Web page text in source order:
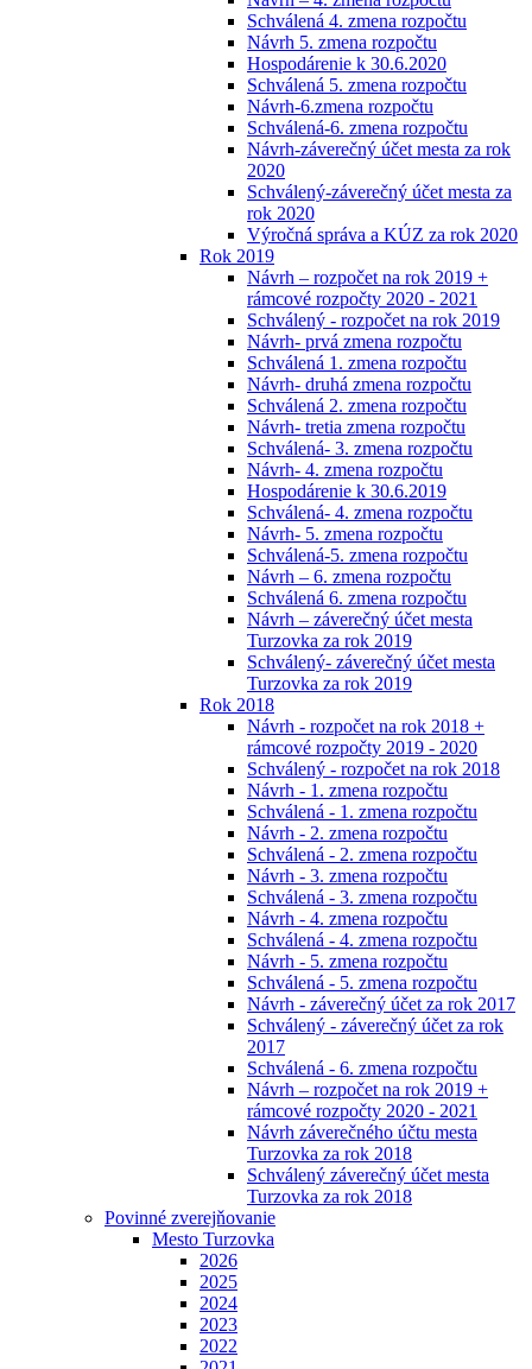
Schválená 4. zmena rozpočtu
Návrh 5. zmena rozpočtu
Hospodárenie k 30.6.2020
Schválená 5. zmena rozpočtu
Návrh-6.zmena rozpočtu
Schválená-6. zmena rozpočtu
Návrh-záverečný účet mesta za rok
2020
Schválený-záverečný účet mesta za
rok 2020
Výročná správa a KÚZ za rok 2020
Rok 2019
Návrh – rozpočet na rok 2019 +
rámcové rozpočty 2020 - 2021
Schválený - rozpočet na rok 2019
Návrh- prvá zmena rozpočtu
Schválená 1. zmena rozpočtu
Návrh- druhá zmena rozpočtu
Schválená 2. zmena rozpočtu
Návrh- tretia zmena rozpočtu
Schválená- 3. zmena rozpočtu
Návrh- 4. zmena rozpočtu
Hospodárenie k 30.6.2019
Schválená- 4. zmena rozpočtu
Návrh- 5. zmena rozpočtu
Schválená-5. zmena rozpočtu
Návrh – 6. zmena rozpočtu
Schválená 6. zmena rozpočtu
Návrh – záverečný účet mesta
Turzovka za rok 2019
Schválený- záverečný účet mesta
Turzovka za rok 2019
Rok 2018
Návrh - rozpočet na rok 2018 +
rámcové rozpočty 2019 - 2020
Schválený - rozpočet na rok 2018
Návrh - 1. zmena rozpočtu
Schválená - 1. zmena rozpočtu
Návrh - 2. zmena rozpočtu
Schválená - 2. zmena rozpočtu
Návrh - 3. zmena rozpočtu
Schválená - 3. zmena rozpočtu
Návrh - 4. zmena rozpočtu
Schválená - 4. zmena rozpočtu
Návrh - 5. zmena rozpočtu
Schválená - 5. zmena rozpočtu
Návrh - záverečný účet za rok 2017
Schválený - záverečný účet za rok
2017
Schválená - 6. zmena rozpočtu
Návrh – rozpočet na rok 2019 +
rámcové rozpočty 2020 - 2021
Návrh záverečného účtu mesta
Turzovka za rok 2018
Schválený záverečný účet mesta
Turzovka za rok 2018
Povinné zverejňovanie
Mesto Turzovka
2026
2025
2024
2023
2022